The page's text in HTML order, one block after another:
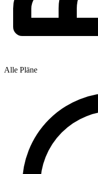
Alle Pläne